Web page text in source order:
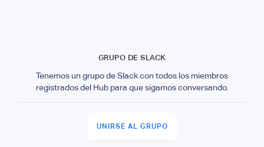
GRUPO DE SLACK
Tenemos un grupo de Slack con todos los miembros
registrados del Hub para que sigamos conversando.
UNIRSE AL GRUPO